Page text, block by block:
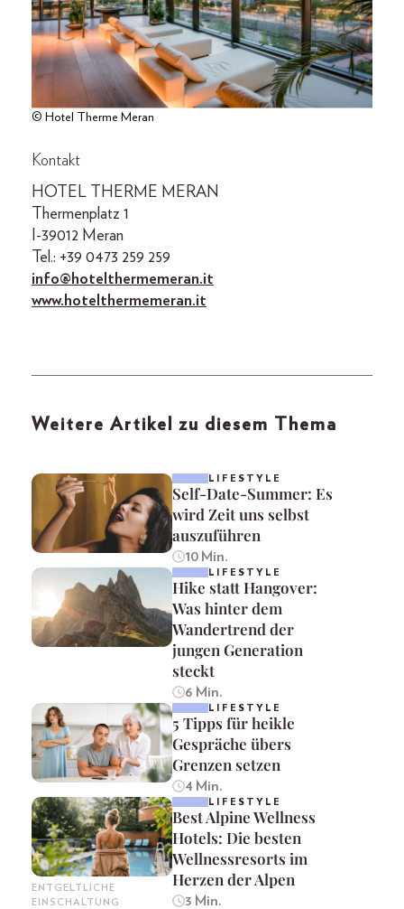
© Hotel Therme Meran
Kontakt
HOTEL THERME MERAN
Thermenplatz 1
I-39012 Meran
Tel.: +39 0473 259 259
info@hotelthermemeran.it
www.hotelthermemeran.it
Weitere Artikel zu diesem Thema
LIFESTYLE
Self-Date-Summer: Es
wird Zeit uns selbst
auszuführen
10 Min.
LIFESTYLE
Hike statt Hangover:
Was hinter dem
Wandertrend der
jungen Generation
steckt
6 Min.
LIFESTYLE
5 Tipps für heikle
Gespräche übers
Grenzen setzen
4 Min.
ENTGELTLICHE
EINSCHALTUNG
LIFESTYLE
Best Alpine Wellness
Hotels: Die besten
Wellnessresorts im
Herzen der Alpen
3 Min.